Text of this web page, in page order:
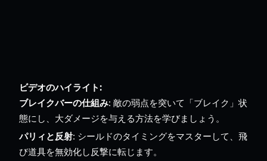
ビデオのハイライト:
ブレイクバーの仕組み: 敵の弱点を突いて「ブレイク」状
態にし、大ダメージを与える方法を学びましょう。
パリィと反射: シールドのタイミングをマスターして、飛
び道具を無効化し反撃に転じます。